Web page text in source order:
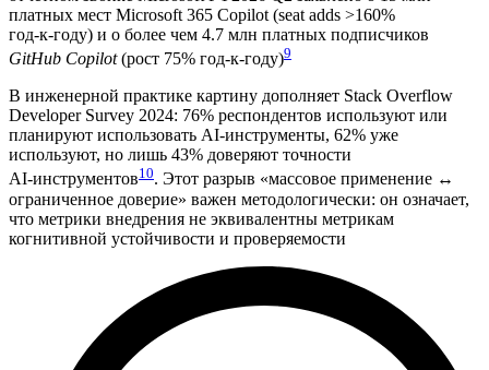
платных мест Microsoft 365 Copilot (seat adds >160%
год‑к‑году) и о более чем 4.7 млн платных подписчиков
GitHub Copilot(рост 75% год‑к‑году)9
В инженерной практике картину дополняет Stack Overflow
Developer Survey 2024: 76% респондентов используют или
планируют использовать AI‑инструменты, 62% уже
используют, но лишь 43% доверяют точности
AI‑инструментов10. Этот разрыв «массовое применение ↔
ограниченное доверие» важен методологически: он означает,
что метрики внедрения не эквивалентны метрикам
когнитивной устойчивости и проверяемости